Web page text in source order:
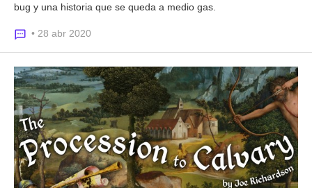
bug y una historia que se queda a medio gas.
• 28 abr 2020